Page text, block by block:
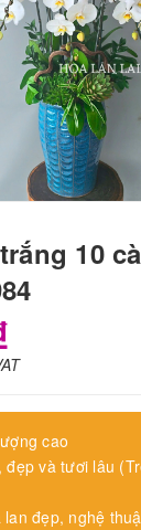
10
cao
và tươi lâu
đẹp, nghệ